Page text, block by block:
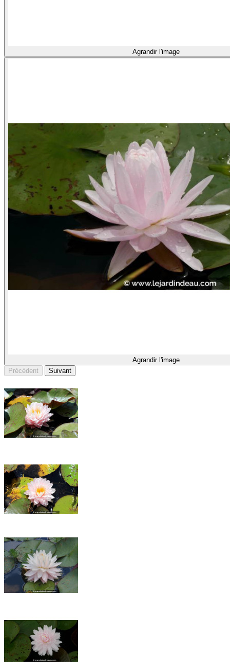
Agrandir l'image
Agrandir l'image
Précédent
Suivant